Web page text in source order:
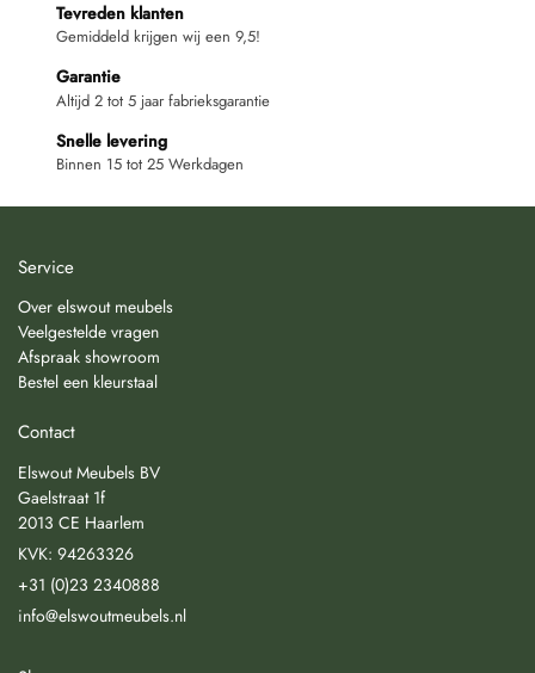
Tevreden klanten
Gemiddeld krijgen wij een 9,5!
Garantie
Altijd 2 tot 5 jaar fabrieksgarantie
Snelle levering
Binnen 15 tot 25 Werkdagen
Service
Over elswout meubels
Veelgestelde vragen
Afspraak showroom
Bestel een kleurstaal
Contact
Elswout Meubels BV
Gaelstraat 1f
2013 CE Haarlem
KVK: 94263326
+31 (0)23 2340888
info@elswoutmeubels.nl